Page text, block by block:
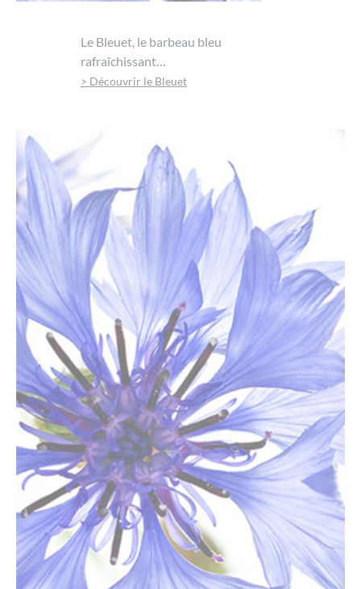
Le Bleuet, le barbeau bleu
rafraîchissant…
> Découvrir le Bleuet